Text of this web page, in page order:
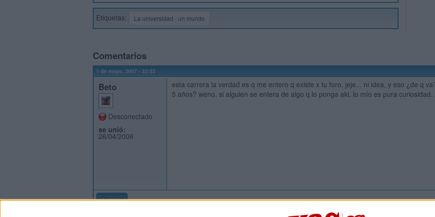
Etiquetas: La universidad - un mundo
Comentarios
1 de mayo, 2007 - 22:52
Beto
Desconectado
se unió:
26/04/2006
esta carrera la verdad es q me entero q existe x tu foro, jeje... ni idea, y eso ¿de q
5 años? weno, si alguien se entera de algo q lo ponga aki, lo mío es pura
Inicio Inicia